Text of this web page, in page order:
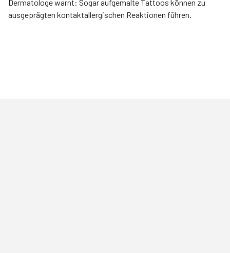
Dermatologe warnt: Sogar aufgemalte Tattoos können zu
ausgeprägten kontaktallergischen Reaktionen führen.